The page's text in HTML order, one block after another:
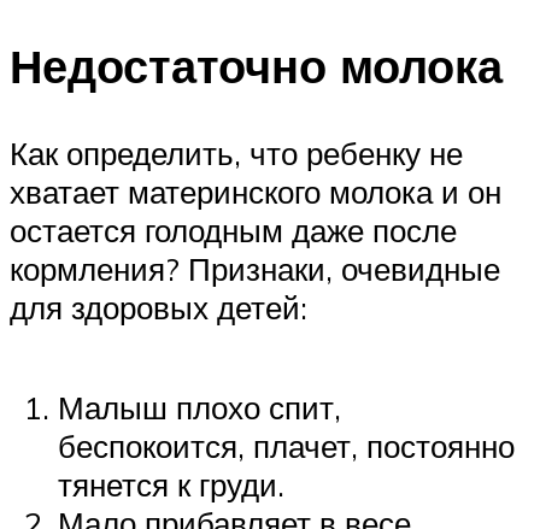
Недостаточно молока
Как определить, что ребенку не
хватает материнского молока и он
остается голодным даже после
кормления? Признаки, очевидные
для здоровых детей:
Малыш плохо спит,
беспокоится, плачет, постоянно
тянется к груди.